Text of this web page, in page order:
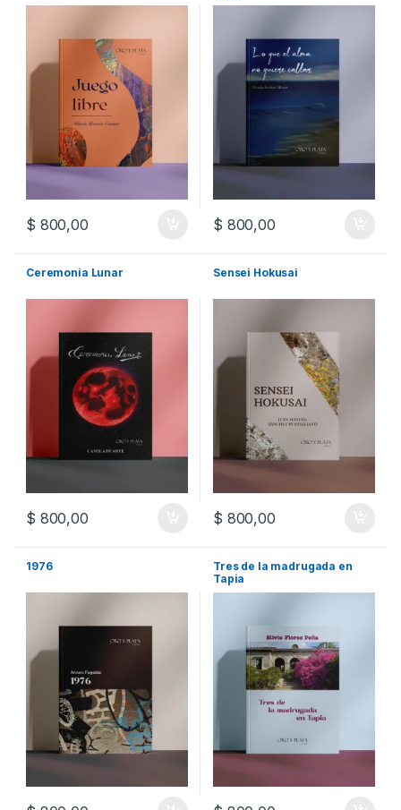
$ 800,00 $ 800,00
Ceremonia Lunar
$ 800,00
Sensei Hokusai
$ 800,00
1976
Tres de la madrugada en
Tapia